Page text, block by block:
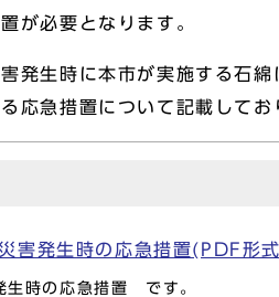
が必要となります。
発生時に本市が実施する石綿
応急措置について記載してお
害発生時の応急措置(PDF形
時の応急措置 です。